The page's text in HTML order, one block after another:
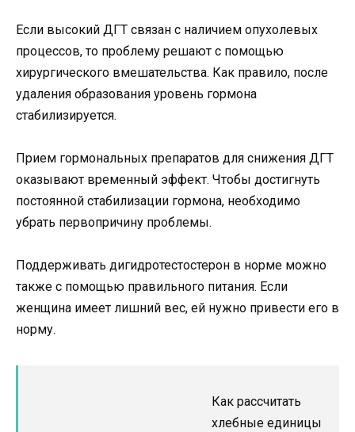
Если высокий ДГТ связан с наличием опухолевых
процессов, то проблему решают с помощью
хирургического вмешательства. Как правило, после
удаления образования уровень гормона
стабилизируется.
Прием гормональных препаратов для снижения ДГТ
оказывают временный эффект. Чтобы достигнуть
постоянной стабилизации гормона, необходимо
убрать первопричину проблемы.
Поддерживать дигидротестостерон в норме можно
также с помощью правильного питания. Если
женщина имеет лишний вес, ей нужно привести его в
норму.
Как рассчитать
хлебные единицы